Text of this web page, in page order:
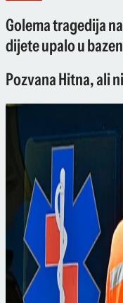
Golema tragedija
dijete upalo u
Pozvana Hitna, ali